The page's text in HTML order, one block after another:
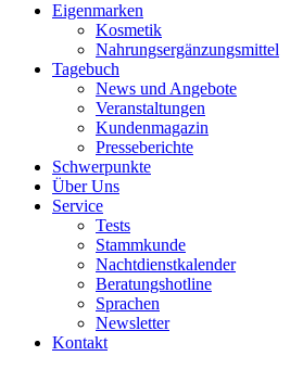
Eigenmarken
Kosmetik
Nahrungsergänzungsmittel
Tagebuch
News und Angebote
Veranstaltungen
Kundenmagazin
Presseberichte
Schwerpunkte
Über Uns
Service
Tests
Stammkunde
Nachtdienstkalender
Beratungshotline
Sprachen
Newsletter
Kontakt